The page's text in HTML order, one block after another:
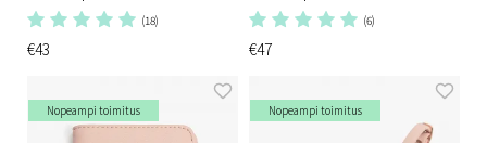
(18)
€43
(6)
€47
Nopeampi toimitus Nopeampi toimitus